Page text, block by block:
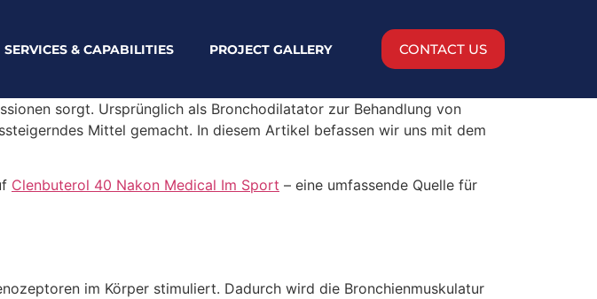
SERVICES & CAPABILITIES PROJECT GALLERY CONTACT US
sorgt. Ursprünglich als Bronchodilatator zur Behandlung von
Mittel gemacht. In diesem Artikel befassen wir uns mit dem
Clenbuterol 40 Nakon Medical Im Sport – eine umfassende Quelle für
im Körper stimuliert. Dadurch wird die Bronchienmuskulatur